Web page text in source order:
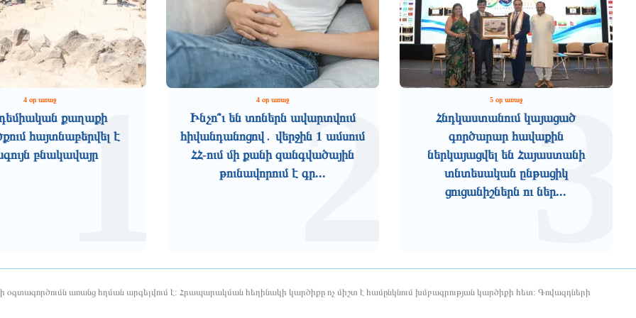
4 օր առաջ
քաղաքի
հայտնաբերվել է
բնակավայր
1 4 օր առաջ
Ինչո՞ւ են տոներն ավարտվում
հիվանդանոցով․ վերջին 1 ամսում
ՀՀ-ում մի քանի զանգվածային
թունավորում է գր...2 5 օր առաջ
Հնդկաստանում կայացած
գործարար հավաքին
ներկայացվել են Հայաստանի
տնտեսական ընթացիկ
ցուցանիշներն ու ներ...
3
օգտագործումն առանց հղման արգելվում է: Հրապարակման հեղինակի կարծիքը ոչ միշտ է համընկնում խմբագրության կարծիքի հետ: Գովազդների